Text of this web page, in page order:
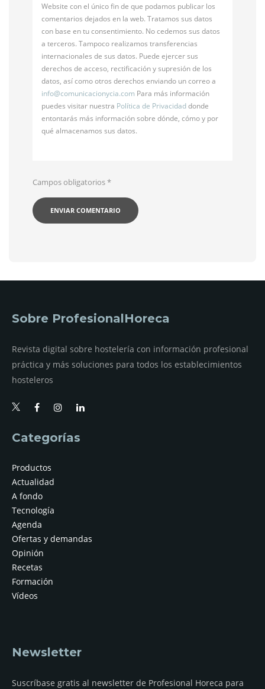
Website con el único fin de que podamos publicar los
comentarios dejados en la web. Tratamos sus datos
con base en tu consentimiento. No cedemos sus datos
a terceros. Tampoco realizamos transferencias
internacionales de sus datos. Puede ejercer sus
derechos de acceso, rectificación y supresión de los
datos, así como otros derechos enviando un correo a
info@comunicacionycia.com Para más información
puedes visitar nuestra Política de Privacidaddonde
entontarás más información sobre dónde, cómo y por
qué almacenamos sus datos.
Campos obligatorios*
Sobre ProfesionalHoreca
Revista digital sobre hostelería con información profesional
práctica y más soluciones para todos los establecimientos
hosteleros
Categorías
Productos
Actualidad
A fondo
Tecnología
Agenda
Ofertas y demandas
Opinión
Recetas
Formación
Vídeos
Newsletter
Suscríbase gratis al newsletter de Profesional Horeca para